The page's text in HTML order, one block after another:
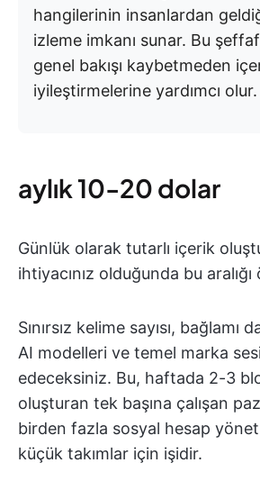
hangilerinin insanlardan
izleme imkanı sunar. Bu
genel bakışı kaybetmeden
iyileştirmelerine yardımcı olur.
aylık 10-20 dolar
Günlük olarak tutarlı içerik
ihtiyacınız olduğunda bu
Sınırsız kelime sayısı, bağlamı
AI modelleri ve temel marka
edeceksiniz. Bu, haftada 2-3
oluşturan tek başına çalışan
birden fazla sosyal hesap
küçük takımlar için işidir.